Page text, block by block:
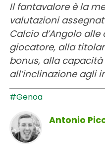
Il fantavalore è la
valutazioni
Calcio d’Angolo
giocatore, alla
bonus, alla
all’inclinazione agli
#Genoa
Antonio